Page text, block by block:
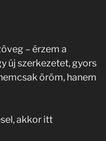
– érzem a
új szerkezetet, gyors
öröm, hanem
akkor itt